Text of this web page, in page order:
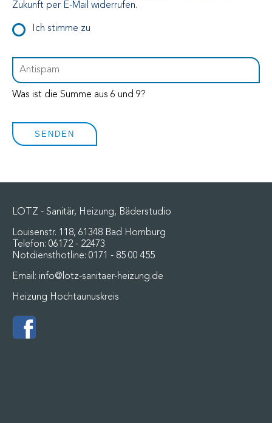
Zukunft per E-Mail widerrufen.
Ich stimme zu
Was ist die Summe aus 6 und 9?
SENDEN
LOTZ - Sanitär, Heizung, Bäderstudio
Louisenstr. 118, 61348 Bad Homburg
Telefon: 06172 - 22473
Notdiensthotline: 0171 - 85 00 455
Email: info@lotz-sanitaer-heizung.de
Heizung Hochtaunuskreis